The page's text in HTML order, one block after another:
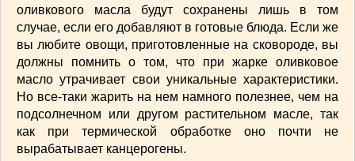
японская кухня(1)
оливкового масла будут сохранены лишь в том
случае, если его добавляют в готовые блюда. Если же
вы любите овощи, приготовленные на сковороде, вы
должны помнить о том, что при жарке оливковое
масло утрачивает свои уникальные характеристики.
Но все-таки жарить на нем намного полезнее, чем на
подсолнечном или другом растительном масле, так
как при термической обработке оно почти не
вырабатывает канцерогены.